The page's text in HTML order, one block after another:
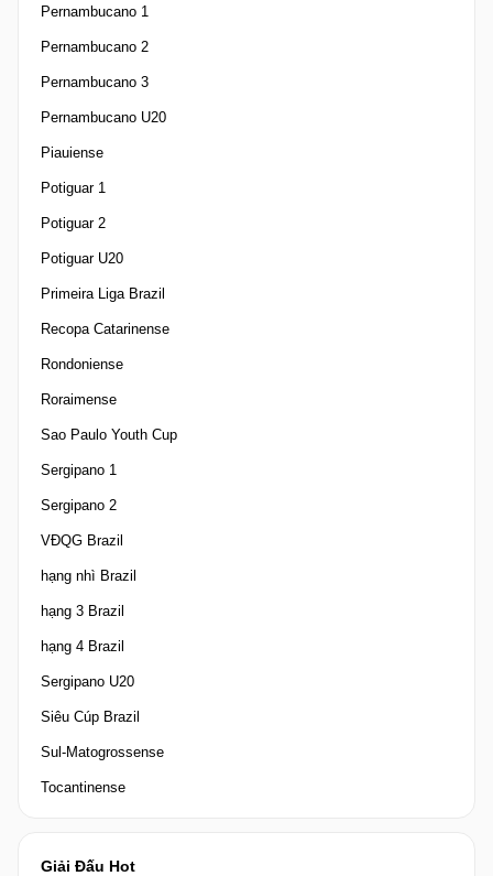
Pernambucano 1
Pernambucano 2
Pernambucano 3
Pernambucano U20
Piauiense
Potiguar 1
Potiguar 2
Potiguar U20
Primeira Liga Brazil
Recopa Catarinense
Rondoniense
Roraimense
Sao Paulo Youth Cup
Sergipano 1
Sergipano 2
VĐQG Brazil
hạng nhì Brazil
hạng 3 Brazil
hạng 4 Brazil
Sergipano U20
Siêu Cúp Brazil
Sul-Matogrossense
Tocantinense
Giải Đấu Hot